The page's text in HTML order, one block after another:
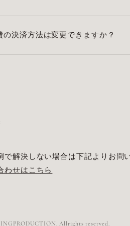
の決済方法は変更できますか？
で解決しない場合は下記よりお問
わせはこちら
Allrights reserved.